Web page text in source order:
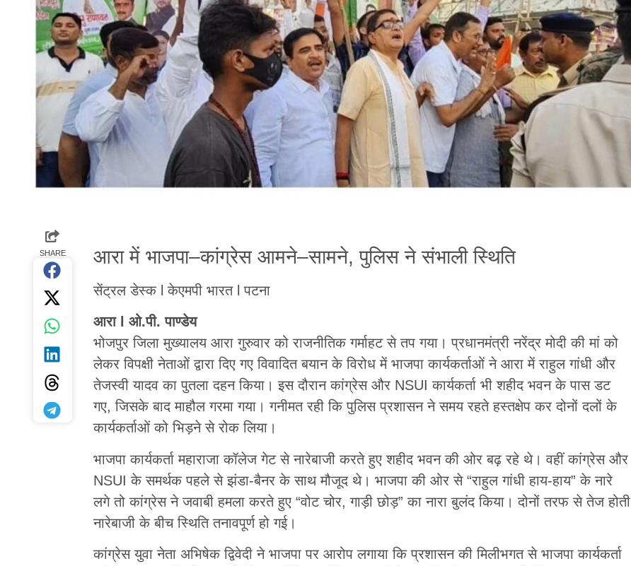
SHARE आरा में भाजपा–कांग्रेस आमने–सामने, पुलिस ने संभाली स्थिति
सेंट्रल डेस्क l केएमपी भारत l पटना
आरा l ओ.पी. पाण्डेय
भोजपुर जिला मुख्यालय आरा गुरुवार को राजनीतिक गर्माहट से तप गया। प्रधानमंत्री नरेंद्र मोदी की मां को
लेकर विपक्षी नेताओं द्वारा दिए गए विवादित बयान के विरोध में भाजपा कार्यकर्ताओं ने आरा में राहुल गांधी और
तेजस्वी यादव का पुतला दहन किया। इस दौरान कांग्रेस और NSUI कार्यकर्ता भी शहीद भवन के पास डट
गए, जिसके बाद माहौल गरमा गया। गनीमत रही कि पुलिस प्रशासन ने समय रहते हस्तक्षेप कर दोनों दलों के
कार्यकर्ताओं को भिड़ने से रोक लिया।
भाजपा कार्यकर्ता महाराजा कॉलेज गेट से नारेबाजी करते हुए शहीद भवन की ओर बढ़ रहे थे। वहीं कांग्रेस और
NSUI के समर्थक पहले से झंडा-बैनर के साथ मौजूद थे। भाजपा की ओर से “राहुल गांधी हाय-हाय” के नारे
लगे तो कांग्रेस ने जवाबी हमला करते हुए “वोट चोर, गाड़ी छोड़” का नारा बुलंद किया। दोनों तरफ से तेज होती
नारेबाजी के बीच स्थिति तनावपूर्ण हो गई।
कांग्रेस युवा नेता अभिषेक द्विवेदी ने भाजपा पर आरोप लगाया कि प्रशासन की मिलीभगत से भाजपा कार्यकर्ता